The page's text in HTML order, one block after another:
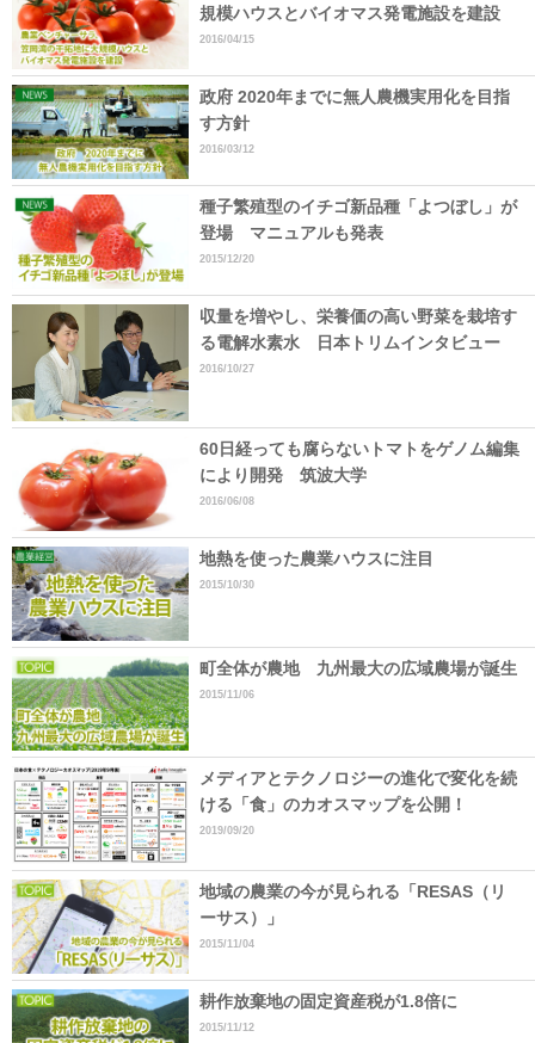
規模ハウスとバイオマス発電施設を建設
2016/04/15
政府 2020年までに無人農機実用化を目指
す方針
2016/03/12
種子繁殖型のイチゴ新品種「よつぼし」が
登場 マニュアルも発表
2015/12/20
収量を増やし、栄養価の高い野菜を栽培す
る電解水素水 日本トリムインタビュー
2016/10/27
60日経っても腐らないトマトをゲノム編集
により開発 筑波大学
2016/06/08
地熱を使った農業ハウスに注目
2015/10/30
町全体が農地 九州最大の広域農場が誕生
2015/11/06
メディアとテクノロジーの進化で変化を続
ける「食」のカオスマップを公開！
2019/09/20
地域の農業の今が見られる「RESAS（リ
ーサス）」
2015/11/04
耕作放棄地の固定資産税が1.8倍に
2015/11/12